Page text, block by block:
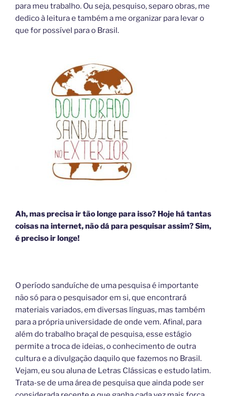
para meu trabalho. Ou seja, pesquiso, separo obras, me
dedico à leitura e também a me organizar para levar o
que for possível para o Brasil.
Ah, mas precisa ir tão longe para isso? Hoje há tantas
coisas na internet, não dá para pesquisar assim? Sim,
é preciso ir longe!
O período sanduíche de uma pesquisa é importante
não só para o pesquisador em si, que encontrará
materiais variados, em diversas línguas, mas também
para a própria universidade de onde vem. Afinal, para
além do trabalho braçal de pesquisa, esse estágio
permite a troca de ideias, o conhecimento de outra
cultura e a divulgação daquilo que fazemos no Brasil.
Vejam, eu sou aluna de Letras Clássicas e estudo latim.
Trata-se de uma área de pesquisa que ainda pode ser